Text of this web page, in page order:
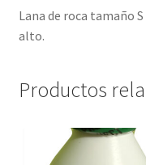
Lana de roca tamaño
alto.
Productos